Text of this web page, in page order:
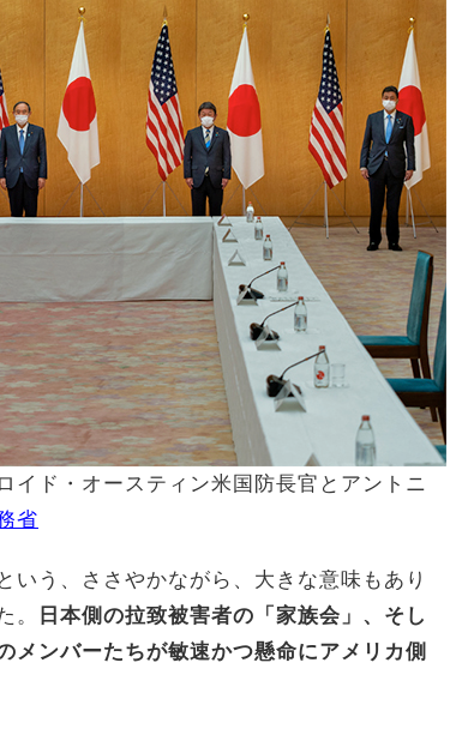
ド・オースティン米国防長官とアントニ
省
いう、ささやかながら、大きな意味もあり
。
日本側の拉致被害者の「家族会」、そし
メンバーたちが敏速かつ懸命にアメリカ側